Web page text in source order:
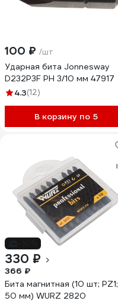
100 ₽ /шт
Ударная бита Jonnesway
D232P3F PH 3/10 мм 47917
4.3(12)
В корзину по 5
330 ₽
366 ₽
Бита магнитная (10 шт; PZ1;
50 мм) WURZ 2820